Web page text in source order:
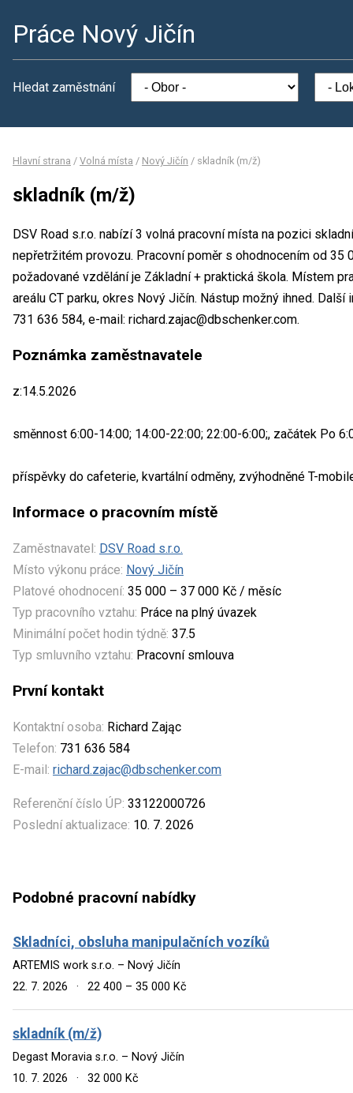
Práce Nový Jičín
Hledat zaměstnání
Hlavní strana / Volná místa / Nový Jičín / skladník (m/ž)
skladník (m/ž)
DSV Road s.r.o. nabízí 3 volná pracovní místa na pozici
nepřetržitém provozu. Pracovní poměr s ohodnocením od 35
požadované vzdělání je Základní + praktická škola. Místem
areálu CT parku, okres Nový Jičín. Nástup možný ihned.
731 636 584, e-mail: richard.zajac@dbschenker.com.
Poznámka zaměstnavatele
z:14.5.2026
směnnost 6:00-14:00; 14:00-22:00; 22:00-6:00;, začátek Po
příspěvky do cafeterie, kvartální odměny, zvýhodněné T-
Informace o pracovním místě
Zaměstnavatel: DSV Road s.r.o.
Místo výkonu práce: Nový Jičín
Platové ohodnocení: 35 000 – 37 000 Kč / měsíc
Typ pracovního vztahu: Práce na plný úvazek
Minimální počet hodin týdně: 37.5
Typ smluvního vztahu: Pracovní smlouva
První kontakt
Kontaktní osoba: Richard Zając
Telefon: 731 636 584
E-mail: richard.zajac@dbschenker.com
Referenční číslo ÚP: 33122000726
Poslední aktualizace: 10. 7. 2026
Podobné pracovní nabídky
Skladníci, obsluha manipulačních vozíků
ARTEMIS work s.r.o. – Nový Jičín
22. 7. 2026
· 22 400 – 35 000 Kč
skladník (m/ž)
Degast Moravia s.r.o. – Nový Jičín
10. 7. 2026
· 32 000 Kč